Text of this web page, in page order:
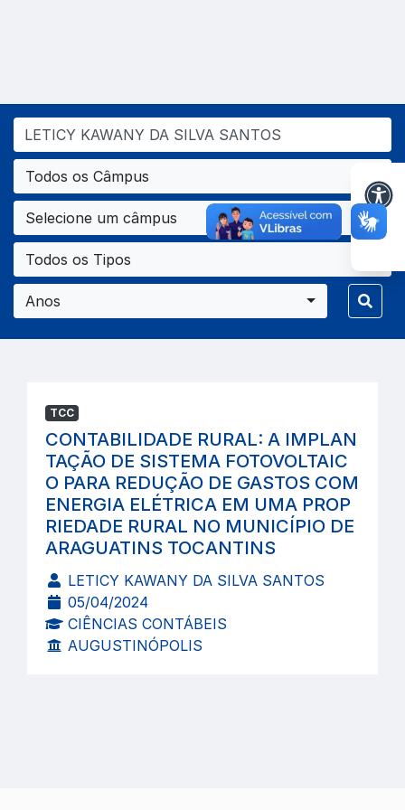
Todos os Câmpus
Selecione um câmpus
Todos os Tipos
Anos
TCC
CONTABILIDADE RURAL: A IMPLAN
TAÇÃO DE SISTEMA FOTOVOLTAIC
O PARA REDUÇÃO DE GASTOS COM
ENERGIA ELÉTRICA EM UMA PROP
RIEDADE RURAL NO MUNICÍPIO DE
ARAGUATINS TOCANTINS
LETICY KAWANY DA SILVA SANTOS
05/04/2024
CIÊNCIAS CONTÁBEIS
AUGUSTINÓPOLIS